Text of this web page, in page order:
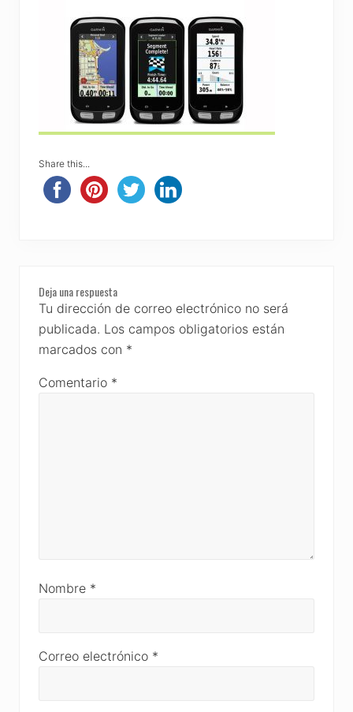
Share this...
Reader
Interactions
Deja una respuesta
Tu dirección de correo electrónico no será
publicada. Los campos obligatorios están
marcados con *
Comentario *
Nombre *
Correo electrónico *